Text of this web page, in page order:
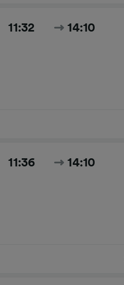
11:32 14:10
11:36 14:10